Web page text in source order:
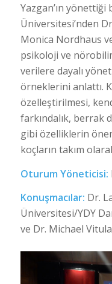
Yazgan’ın
Üniversitesi’nden
Monica Nordhaus
psikoloji ve
verilere dayalı
örneklerini anlattı.
özelleştirilmesi,
farkındalık, berrak
gibi özelliklerin
koçların takım
Oturum Yöneticisi:
Konuşmacılar: Dr.
Üniversitesi/YDY
ve Dr. Michael